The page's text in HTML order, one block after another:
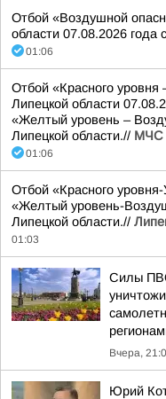
Отбой «Воздушной
области 07.08.2026 года
01:06
Отбой «Красного уровня
Липецкой области
«Желтый уровень –
Липецкой области.// МЧС
01:06
Отбой «Красного
«Желтый уровень-
Липецкой области.//
01:03
Силы
Вчера,
Юрий